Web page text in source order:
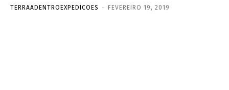
TERRAADENTROEXPEDICOES - FEVEREIRO 19, 2019